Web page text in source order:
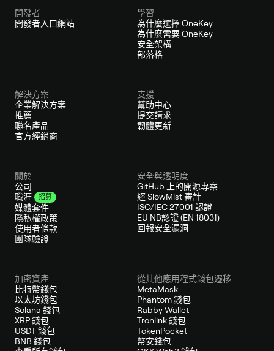
開發者
開發者入口網站
學習
為什麼選擇 OneKey
為什麼需要 OneKey
安全架構
部落格
解決方案
企業解決方案
推薦
聯名產品
官方經銷商
支援
幫助中心
提交請求
韌體更新
關於
公司
職涯
招募
媒體套件
隱私權政策
使用者條款
團隊驗證
安全與透明度
GitHub 上的開源專案
經 SlowMist 審計
ISO/IEC 27001 認證
EU NB認證 (EN 18031)
回報安全漏洞
加密資產
比特幣錢包
以太坊錢包
Solana 錢包
XRP 錢包
USDT 錢包
BNB 錢包
從其他應用程式錢包遷移
MetaMask
Phantom 錢包
Rabby Wallet
Tronlink 錢包
TokenPocket
幣安錢包